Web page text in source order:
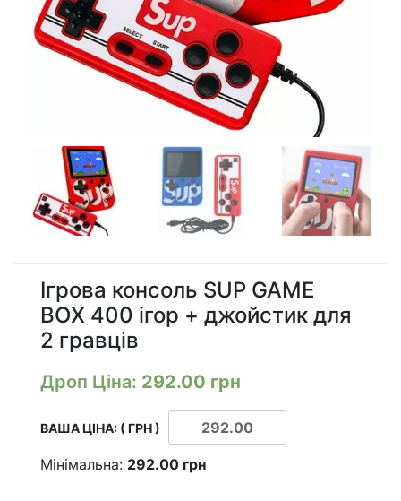
Ігрова консоль SUP GAME
BOX 400 ігор + джойстик для
2 гравців
Дроп Ціна: 292.00 грн
ВАША ЦІНА: ( ГРН )
Мінімальна: 292.00 грн